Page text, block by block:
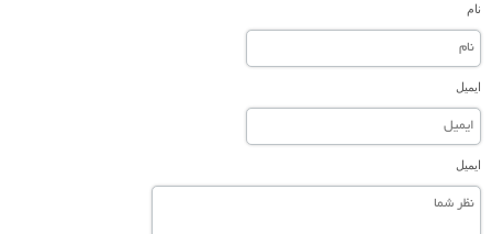
نام
ایمیل
ایمیل